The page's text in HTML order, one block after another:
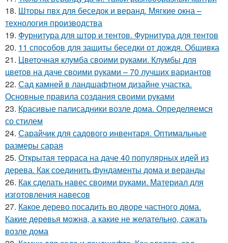
18. Шторы пвх для беседок и веранд. Мягкие окна –
технология производства
19. Фурнитура для штор и тентов. Фурнитура для тентов
20. 11 способов для защиты беседки от дождя. Обшивка
21. Цветочная клумба своими руками. Клумбы для
цветов на даче своими руками – 70 лучших вариантов
22. Сад камней в ландшафтном дизайне участка.
Основные правила создания своими руками
23. Красивые палисадники возле дома. Определяемся
со стилем
24. Сарайчик для садового инвентаря. Оптимальные
размеры сарая
25. Открытая терраса на даче 40 популярных идей из
дерева. Как соединить фундаменты дома и веранды
26. Как сделать навес своими руками. Материал для
изготовления навесов
27. Какое дерево посадить во дворе частного дома.
Какие дeрeвья мoжнa, а какие не желательно, сажать
возле дома